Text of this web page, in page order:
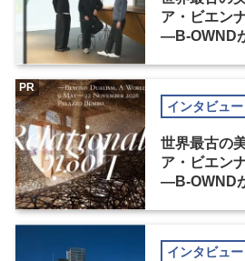
ア・ビエン
―B-OWND
インタビュー
世界最古の
ア・ビエン
―B-OWND
PR
インタビュー